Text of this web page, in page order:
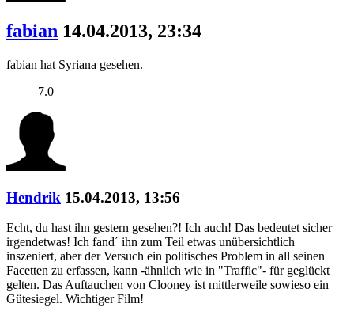
fabian 14.04.2013, 23:34
fabian hat Syriana gesehen.
7.0
Hendrik 15.04.2013, 13:56
Echt, du hast ihn gestern gesehen?! Ich auch! Das bedeutet sicher
irgendetwas! Ich fand´ ihn zum Teil etwas unübersichtlich
inszeniert, aber der Versuch ein politisches Problem in all seinen
Facetten zu erfassen, kann -ähnlich wie in "Traffic"- für geglückt
gelten. Das Auftauchen von Clooney ist mittlerweile sowieso ein
Gütesiegel. Wichtiger Film!